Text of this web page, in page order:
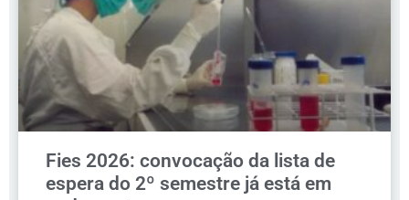
Fies 2026: convocação da lista de
espera do 2º semestre já está em